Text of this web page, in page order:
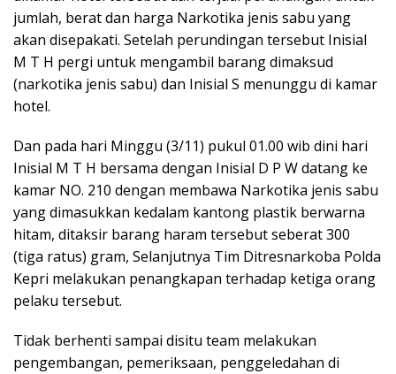
jumlah, berat dan harga Narkotika jenis sabu yang
akan disepakati. Setelah perundingan tersebut Inisial
M T H pergi untuk mengambil barang dimaksud
(narkotika jenis sabu) dan Inisial S menunggu di kamar
hotel.
Dan pada hari Minggu (3/11) pukul 01.00 wib dini hari
Inisial M T H bersama dengan Inisial D P W datang ke
kamar NO. 210 dengan membawa Narkotika jenis sabu
yang dimasukkan kedalam kantong plastik berwarna
hitam, ditaksir barang haram tersebut seberat 300
(tiga ratus) gram, Selanjutnya Tim Ditresnarkoba Polda
Kepri melakukan penangkapan terhadap ketiga orang
pelaku tersebut.
Tidak berhenti sampai disitu team melakukan
pengembangan, pemeriksaan, penggeledahan di